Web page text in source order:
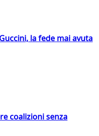
la fede mai avuta
coalizioni senza